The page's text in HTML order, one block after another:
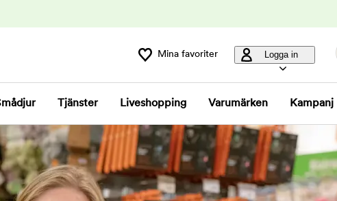
Mina favoriter Logga in
Tjänster Liveshopping Varumärken Kampanj